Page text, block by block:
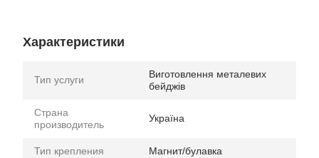
Характеристики
Тип услуги
Виготовлення металевих
бейджів
Страна
производитель
Україна
Тип крепления Магнит/булавка